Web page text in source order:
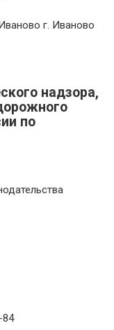
г. Иваново
надзора,
по
84